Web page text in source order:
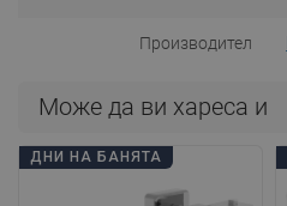
Производител
Може да ви хареса и
ДНИ НА БАНЯТА